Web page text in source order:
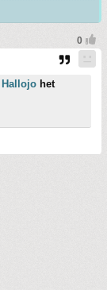
Hallojo het